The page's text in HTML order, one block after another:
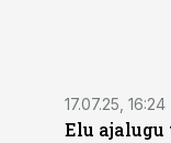
17.07.25, 16:24
Elu ajalugu